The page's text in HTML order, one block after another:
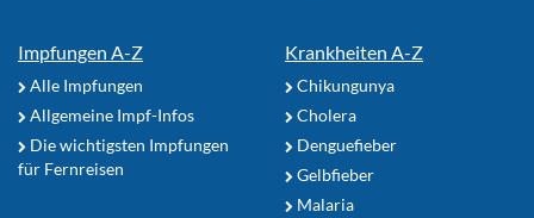
Impfungen A-Z
Alle Impfungen
Allgemeine Impf-Infos
Die wichtigsten Impfungen
für Fernreisen
Krankheiten A-Z
Chikungunya
Cholera
Denguefieber
Gelbfieber
Malaria